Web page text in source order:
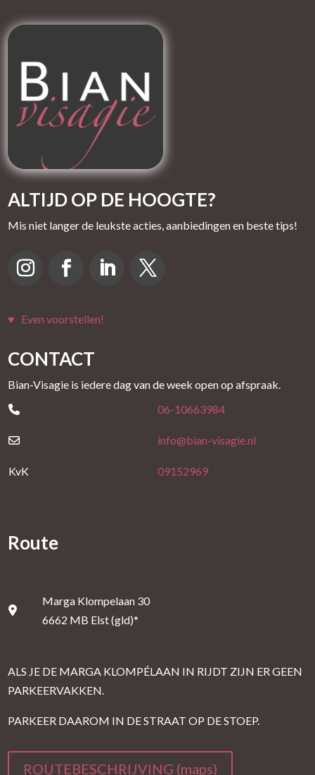
ALTIJD OP DE HOOGTE?
Mis niet langer de leukste acties, aanbiedingen en beste tips!
♥ Even voorstellen!
CONTACT
Bian-Visagie is iedere dag van de week open op afspraak.
06-10663984
info@bian-visagie.nl
KvK 09152969
Route
Marga Klompelaan 30
6662 MB Elst (gld)*
ALS JE DE MARGA KLOMPÉLAAN IN RIJDT ZIJN ER GEEN
PARKEERVAKKEN.
PARKEER DAAROM IN DE STRAAT OP DE STOEP.
ROUTEBESCHRIJVING (maps)